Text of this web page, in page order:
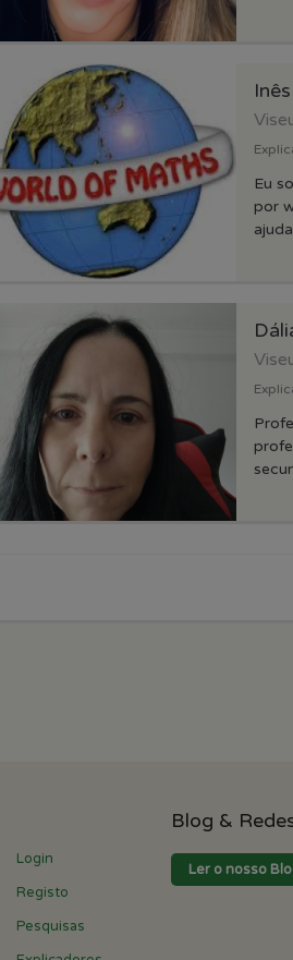
Eu
por
Login
Registo
Pesquisas
Blog &
Ler o nosso